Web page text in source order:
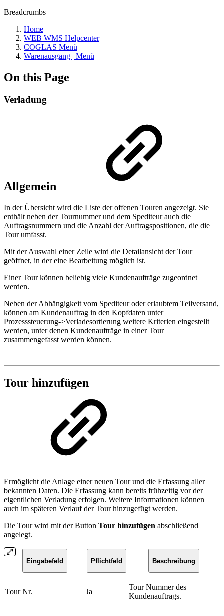
Breadcrumbs
Home
WEB WMS Helpcenter
COGLAS Menü
Warenausgang | Menü
On this Page
Verladung
Allgemein
In der Übersicht wird die Liste der offenen Touren angezeigt. Sie
enthält neben der Tournummer und dem Spediteur auch die
Auftragsnummern und die Anzahl der Auftragspositionen, die die
Tour umfasst.
Mit der Auswahl einer Zeile wird die Detailansicht der Tour
geöffnet, in der eine Bearbeitung möglich ist.
Einer Tour können beliebig viele Kundenaufträge zugeordnet
werden.
Neben der Abhängigkeit vom Spediteur oder erlaubtem Teilversand,
können am Kundenauftrag in den Kopfdaten unter
Prozesssteuerung->Verladesortierung weitere Kriterien eingestellt
werden, unter denen Kundenaufträge in einer Tour
zusammengefasst werden können.
Tour hinzufügen
Ermöglicht die Anlage einer neuen Tour und die Erfassung aller
bekannten Daten. Die Erfassung kann bereits frühzeitig vor der
eigentlichen Verladung erfolgen. Weitere Informationen können
auch im späteren Verlauf der Tour hinzugefügt werden.
Die Tour wird mit der Button Tour hinzufügen abschließend
angelegt.
Eingabefeld Pflichtfeld Beschreibung
Tour Nr. Ja
Tour Nummer des
Kundenauftrags.